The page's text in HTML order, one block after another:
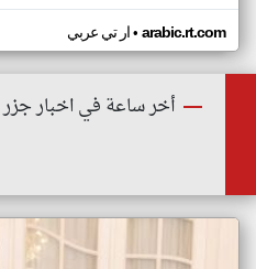
ار تي عربي• arabic.rt.com
أخر ساعة في اخبار جزر